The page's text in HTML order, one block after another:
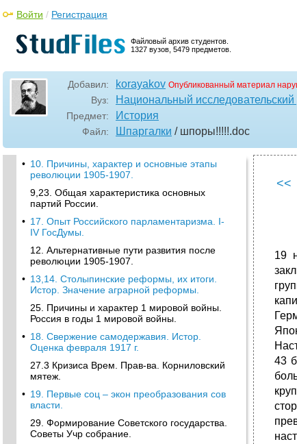
Файловый архив студентов.
1327 вузов, 5479 предметов.
Войти / Регистрация
Добавил: korayakov Опубликованный материал
Вуз: Национальный
Предмет: История
Файл: Шпаргалки / шпоры!!!!!.doc
• 10. Причины, характер и основные этапы
революции 1905-1907.
9,23. Общая характеристика основных
партий России.
• 17. Опыт Российского парламентаризма. I-
IV ГосДумы.
12. Альтернативные пути развития после
революции 1905-1907.
• 13,14. Столыпинские реформы, их итоги.
Истор. Значение аграрной реформы.
25. Причины и характер 1 мировой войны.
Россия в годы 1 мировой войны.
• 18. Свержение самодержавия. Истор.
Оценка февраля 1917 г.
27.3 Кризиса Врем. Прав-ва. Корниловский
мятеж.
• 19. Первые соц – экон преобразования сов
власти.
29. Формирование Советского государства.
Советы Учр собрание.
<<
19
43